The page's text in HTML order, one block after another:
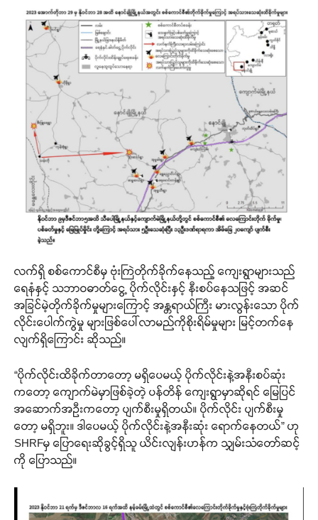
လက်ရှိ စစ်ကောင်စီမှ ဗုံးကြဲတိုက်ခိုက်နေသည့် ကျေးရွာများသည်
ရေနံနှင့် သဘာဝဓာတ်ငွေ့ ပိုက်လိုင်းနှင့် နီးစပ်နေသဖြင့် အဆင်
အခြင်မဲ့တိုက်ခိုက်မှုများကြောင့် အန္တရာယ်ကြီး မားလွန်းသော ပိုက်
လိုင်းပေါက်ကွဲမှု များဖြစ်ပေါ်လာမည်ကိုစိုးရိမ်မှုများ မြင့်တက်နေ
လျက်ရှိကြောင်း ဆိုသည်။
“ပိုက်လိုင်းထိခိုက်တာတော့ မရှိပေမယ့် ပိုက်လိုင်းနဲ့အနီးစပ်ဆုံး
ကတော့ ကျောက်မဲမှာဖြစ်ခဲ့တဲ့ ပန်တိန် ကျေးရွာမှာဆိုရင် မြေပြင်
အဆောက်အဦးကတော့ ပျက်စီးမှုရှိတယ်။ ပိုက်လိုင်း ပျက်စီးမှု
တော့ မရှိဘူး။ ဒါပေမယ့် ပိုက်လိုင်းနဲ့အနီးဆုံး ရောက်နေတယ်” ဟု
SHRFမှ ပြောရေးဆိုခွင့်ရှိသူ ယိင်းလျန်းဟန်က သျှမ်းသံတော်ဆင့်
ကို ပြောသည်။